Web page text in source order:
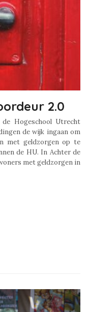
2.0
Hogeschool Utrecht
de wijk ingaan om
met geldzorgen op te
de HU. In Achter de
met geldzorgen in